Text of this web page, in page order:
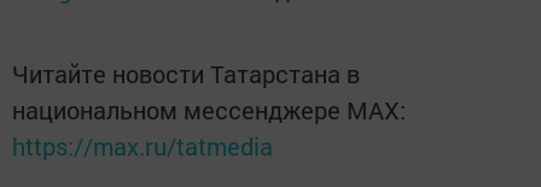
Читайте новости Татарстана в
национальном мессенджере MАХ:
https://max.ru/tatmedia